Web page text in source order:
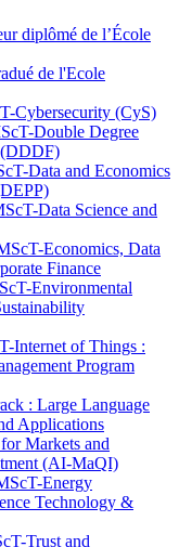
diplômé de l’École
de l'Ecole
Cybersecurity (CyS)
Double Degree
(DDDF)
Data and Economics
Data Science and
Economics, Data
Finance
Environmental
Internet of Things :
Program
: Large Language
Applications
Markets and
(AI-MaQI)
Energy
Technology &
Trust and